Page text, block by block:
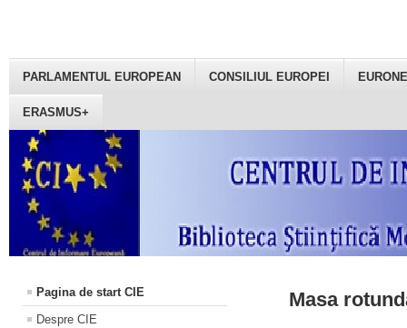
PARLAMENTUL EUROPEAN CONSILIUL EUROPEI
ERASMUS+
Pagina de start CIE
Despre CIE
Masa